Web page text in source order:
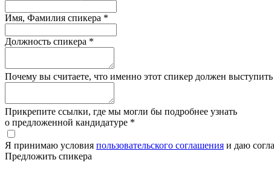
Имя, Фамилия спикера *
Должность спикера *
Почему вы считаете, что именно этот спикер должен выступить
Прикрепите ссылки, где мы могли бы подробнее узнать
о предложенной кандидатуре *
Я принимаю условия пользовательского соглашения и даю
Предложить спикера